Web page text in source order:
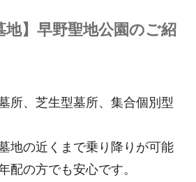
地】早野聖地公園のご紹
所、芝生型墓所、集合個別型
地の近くまで乗り降りが可能
配の方でも安心です。